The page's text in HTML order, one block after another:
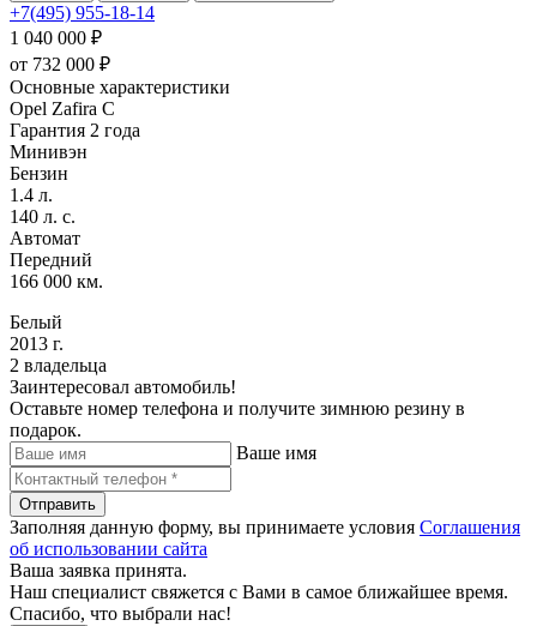
+7(495) 955-18-14
1 040 000 ₽
от 732 000 ₽
Основные характеристики
Opel Zafira C
Гарантия 2 года
Минивэн
Бензин
1.4 л.
140 л. с.
Автомат
Передний
166 000 км.
Белый
2013 г.
2 владельца
Заинтересовал автомобиль!
Оставьте номер телефона и получите зимнюю резину в
подарок.
Ваше имя
Отправить
Заполняя данную форму, вы принимаете условия Соглашения
об использовании сайта
Ваша заявка принята.
Наш специалист свяжется с Вами в самое ближайшее время.
Спасибо, что выбрали нас!